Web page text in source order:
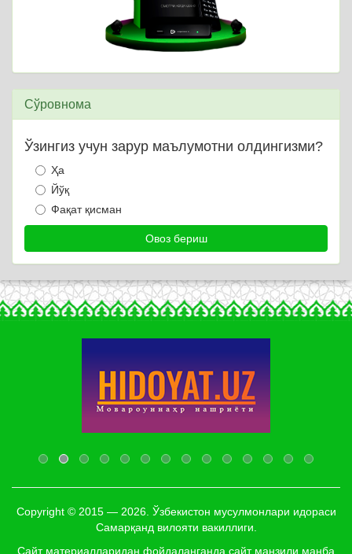
Сўровнома
Ўзингиз учун зарур маълумотни олдингизми?
Ҳа
Йўқ
Фақат қисман
Copyright © 2015 — 2026. Ўзбекистон мусулмонлари идораси
Самарқанд вилояти вакиллиги.
Сайт материалларидан фойдаланганда сайт манзили манба